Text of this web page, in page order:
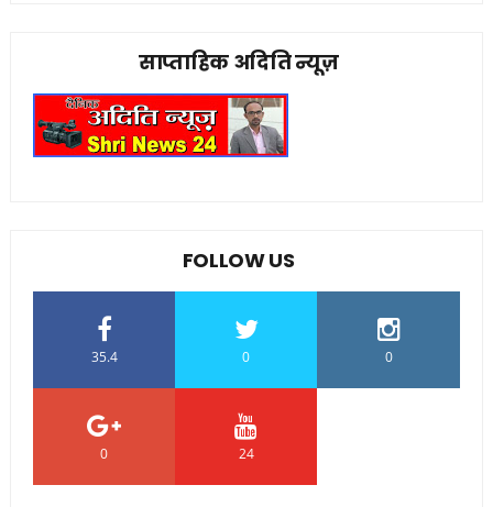
साप्ताहिक अदिति न्यूज़
FOLLOW US
35.4 0 0
0 24